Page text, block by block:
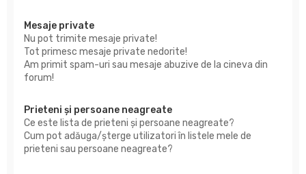
Mesaje private
Nu pot trimite mesaje private!
Tot primesc mesaje private nedorite!
Am primit spam-uri sau mesaje abuzive de la cineva din
forum!
Prieteni şi persoane neagreate
Ce este lista de prieteni şi persoane neagreate?
Cum pot adăuga/şterge utilizatori în listele mele de
prieteni sau persoane neagreate?